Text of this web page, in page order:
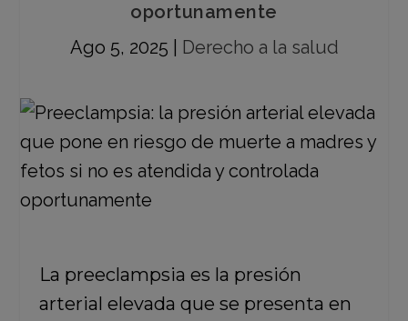
oportunamente
Ago 5, 2025
Derecho a la salud
La preeclampsia es la presión
arterial elevada que se presenta en